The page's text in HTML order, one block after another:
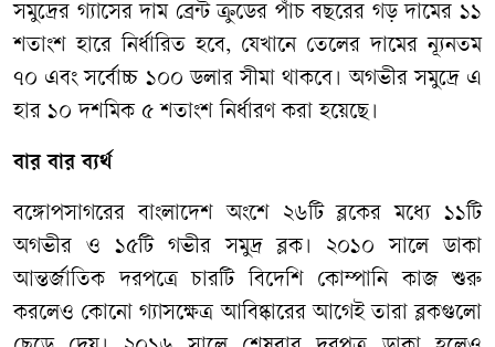
সমুদ্রের গ্যাসের দাম ব্রেন্ট ক্রুডের পাঁচ বছরের গড় দামের ১১
শতাংশ হারে নির্ধারিত হবে, যেখানে তেলের দামের ন্যূনতম
৭০ এবং সর্বোচ্চ ১০০ ডলার সীমা থাকবে। অগভীর সমুদ্রে এ
হার ১০ দশমিক ৫ শতাংশ নির্ধারণ করা হয়েছে।
বার বার ব্যর্থ
বঙ্গোপসাগরের বাংলাদেশ অংশে ২৬টি ব্লকের মধ্যে ১১টি
অগভীর ও ১৫টি গভীর সমুদ্র ব্লক। ২০১০ সালে ডাকা
আন্তর্জাতিক দরপত্রে চারটি বিদেশি কোম্পানি কাজ শুরু
করলেও কোনো গ্যাসক্ষেত্র আবিষ্কারের আগেই তারা ব্লকগুলো